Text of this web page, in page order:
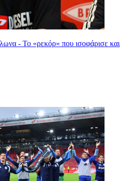
- Το «ρεκόρ» που ισοφάρισε και